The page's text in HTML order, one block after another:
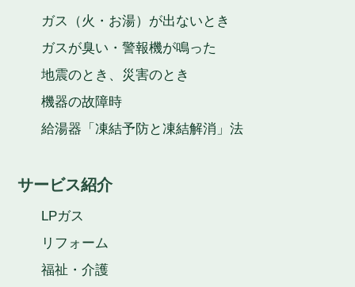
ガス（火・お湯）が出ないとき
ガスが臭い・警報機が鳴った
地震のとき、災害のとき
機器の故障時
給湯器「凍結予防と凍結解消」法
サービス紹介
LPガス
リフォーム
福祉・介護